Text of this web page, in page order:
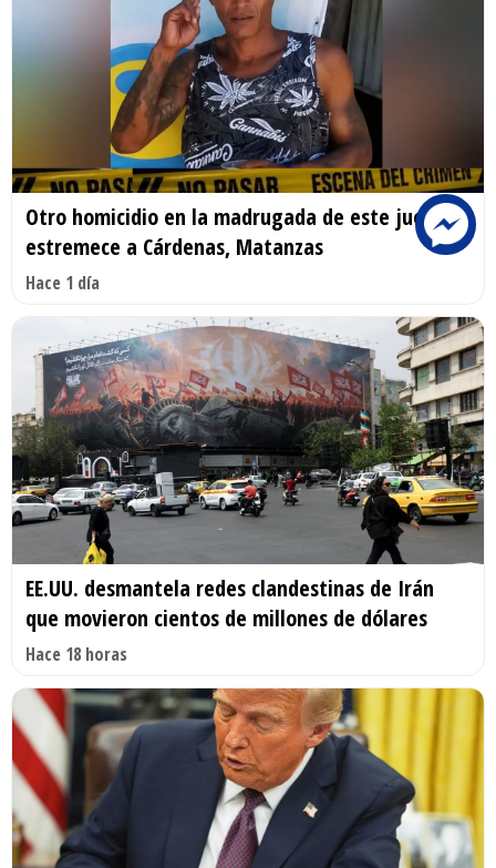
Otro homicidio en la madrugada de este jueves
estremece a Cárdenas, Matanzas
Hace 1 día
EE.UU. desmantela redes clandestinas de Irán
que movieron cientos de millones de dólares
Hace 18 horas